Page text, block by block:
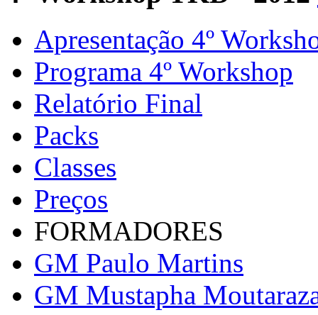
Apresentação 4º
Programa 4º Workshop
Relatório Final
Packs
Classes
Preços
FORMADORES
GM Paulo Martins
GM Mustapha